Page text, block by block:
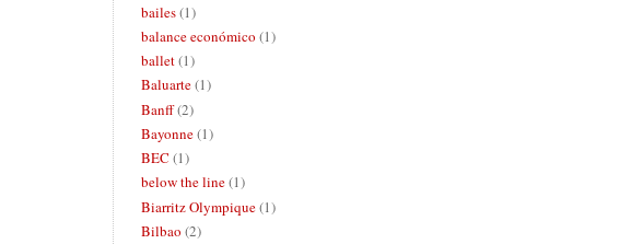
bailes(1)
balance económico (1)
ballet(1)
Baluarte(1)
Banff(2)
Bayonne(1)
BEC (1)
below the line(1)
Biarritz Olympique(1)
Bilbao (2)